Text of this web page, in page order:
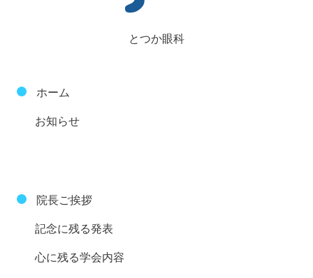
とつか眼科
ホーム
お知らせ
院長ご挨拶
記念に残る発表
心に残る学会内容